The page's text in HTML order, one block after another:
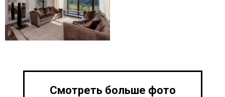
Смотреть больше фото